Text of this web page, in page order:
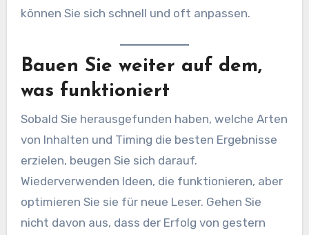
können Sie sich schnell und oft anpassen.
Bauen Sie weiter auf dem,
was funktioniert
Sobald Sie herausgefunden haben, welche Arten
von Inhalten und Timing die besten Ergebnisse
erzielen, beugen Sie sich darauf.
Wiederverwenden Ideen, die funktionieren, aber
optimieren Sie sie für neue Leser. Gehen Sie
nicht davon aus, dass der Erfolg von gestern